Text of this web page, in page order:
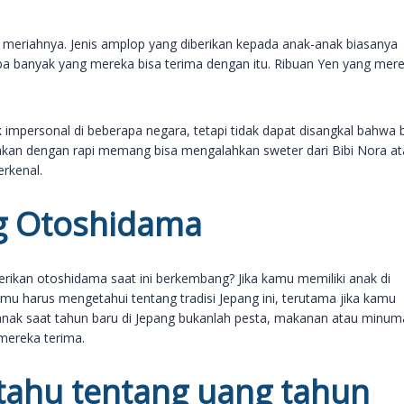
Jenis amplop yang diberikan kepada anak-anak biasanya
yang mereka bisa terima dengan itu. Ribuan Yen yang
di beberapa negara, tetapi tidak dapat disangkal bahwa
dengan rapi memang bisa mengalahkan sweter dari Bibi Nora
Otoshidama
otoshidama saat ini berkembang? Jika kamu memiliki anak di
harus mengetahui tentang tradisi Jepang ini, terutama jika kamu
saat tahun baru di Jepang bukanlah pesta, makanan atau
terima.
tentang uang tahun